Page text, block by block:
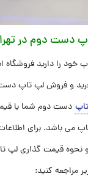
دست دوم در
را دارید فروشگاه
خرید و فروش لپ تاپ
دست دوم شما با
باشد. برای اطلاعات
نحوه قیمت گذاری لپ
مراجعه کنید: